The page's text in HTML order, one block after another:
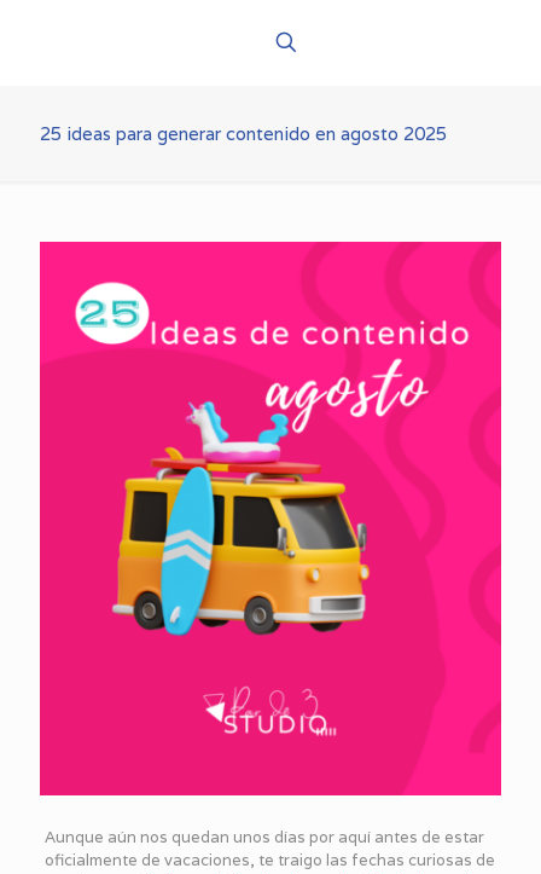
25 ideas para generar contenido en agosto 2025
Aunque aún nos quedan unos días por aquí antes de estar
oficialmente de vacaciones, te traigo las fechas curiosas de